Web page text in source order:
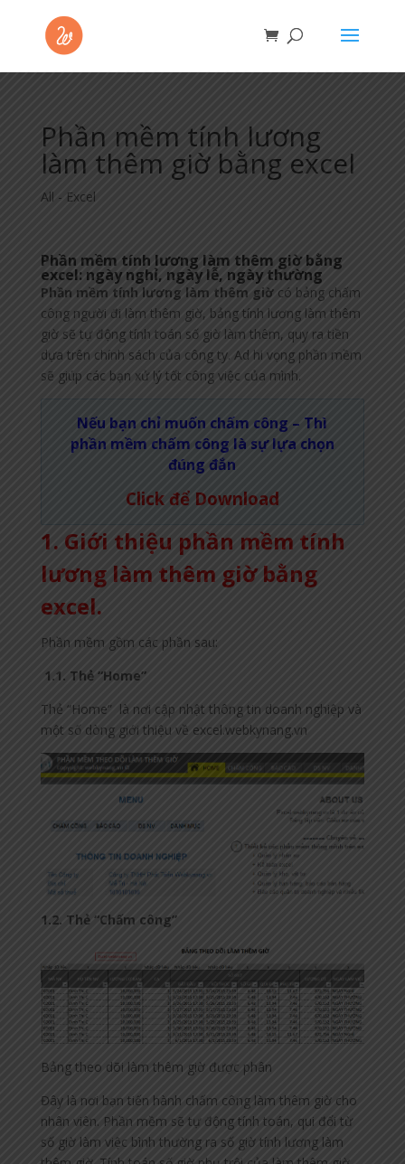
Phần mềm tính lương
làm thêm giờ bằng excel
All - Excel
Phần mềm tính lương làm thêm giờ bằng
excel: ngày nghỉ, ngày lễ, ngày thường
Phần mềm tính lương làm thêm giờcó bảng chấm
công người đi làm thêm giờ, bảng tính lương làm thêm
giờ sẽ tự động tính toán số giờ làm thêm, quy ra tiền
dựa trên chính sách của công ty. Ad hi vọng phần mềm
sẽ giúp các bạn xử lý tốt công việc của mình.
Nếu bạn chỉ muốn chấm công – Thì
phần mềm chấm công là sự lựa chọn
đúng đắn
Click để Download
1. Giới thiệu phần mềm tính
lương làm thêm giờ bằng
excel.
Phần mềm gồm các phần sau:
1.1. Thẻ “Home”
Thẻ “Home” là nơi cập nhật thông tin doanh nghiệp và
một số dòng giới thiệu về excel.webkynang.vn
1.2. Thẻ “Chấm công”
Bảng theo dõi làm thêm giờ được phân
Đây là nơi bạn tiến hành chấm công làm thêm giờ cho
nhân viên. Phần mềm sẽ tự động tính toán, qui đổi từ
số giờ làm việc bình thường ra số giờ tính lương làm